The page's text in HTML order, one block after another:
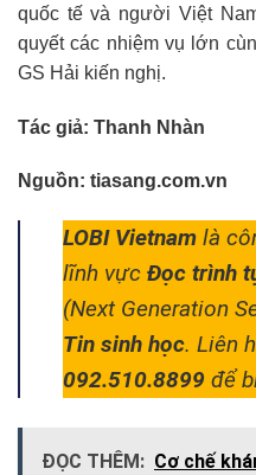
quốc tế và người Việt
quyết các nhiệm vụ lớn
GS Hải kiến nghị.
Tác giả: Thanh Nhàn
Nguồn: tiasang.com.vn
LOBI Vietnam là
lĩnh vực Đọc trình
(Next Generation
Tin sinh học. Liên
092.510.8899 để
ĐỌC THÊM: Cơ chế